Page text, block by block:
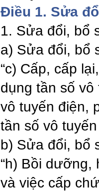
Điều 1. Sửa
1. Sửa đổi, bổ
a) Sửa đổi, bổ
“c) Cấp, cấp
dụng tần số
vô tuyến điện,
tần số vô
b) Sửa đổi, bổ
“h) Bồi dưỡng,
và việc cấp